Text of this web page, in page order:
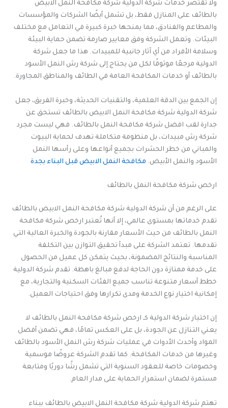
ولا تقتصر خدمات شركة الدولية شركة مكافحة النمل الابيض
بالطائف على المنازل فقط، بل تشمل أيضًا الشركات والمؤسسات
والمطاعم والفنادق، مما يمنحها خبرة كبيرة في التعامل مع مختلف
البيئات. وتعمل الشركة وفق معايير صارمة تضمن حماية البيئة
وسلامة الأفراد من أي آثار جانبية للمبيدات. هذا ما جعل شركة
الدولية مرجعًا موثوقًا لكل من يحتاج إلى شركة رش النمل الأسود
بالطائف أو خدمات المكافحة العامة في الطائف والمناطق المجاورة.
إن الجمع بين الدقة العلمية، والتقنيات الحديثة، وخبرة الفريق، جعل
شركة الدولية شركة مكافحة النمل الابيض بالطائف تستحق عن
جدارة لقب افضل شركة مكافحة النمل بالطائف. فهي ليست مجرد
شركة رش مبيدات، بل منظومة متكاملة تهدف لحماية البيوت
والمباني من خطر الحشرات بجميع أنواعها وعلى رأسها النمل
الأسود والنمل الأبيض. مكافحة النمل الابيض قبل البناء بجدة
ارخص شركة مكافحة النمل بالطائف
على الرغم من أن شركة الدولية شركة مكافحة النمل الابيض بالطائف
تقدم خدماتها بمستوى عالمي، إلا أنها تُعتبر ارخص شركة مكافحة
النمل بالطائف من حيث الأسعار مقارنة بالجودة والخبرة العالية التي
تقدمها. تعتمد الشركة على مبدأ تحقيق التوازن بين التكلفة
المناسبة والنتائج المضمونة، بحيث يتمكن كل عميل من الحصول
على خدمة ممتازة دون الحاجة لدفع مبالغ باهظة. تقدم شركة الدولية
خطط أسعار متنوعة تناسب جميع الفئات السكنية والتجارية، مع
إمكانية اختيار نوع الخدمة ومدى تكرارها وفق احتياجات العميل.
إن اختيار شركة الدولية كـ ارخص شركة مكافحة النمل بالطائف لا
يعني التنازل عن الجودة، بل على العكس تمامًا، فهي تضمن أفضل
المواد وأحدث الأدوات في عمليات شركة رش النمل الأسود بالطائف
وغيرها من خدمات المكافحة. كما تقدم الشركة عروضًا موسمية
وخصومات خاصة للعقود السنوية التي تشمل رشًا دوريًا ومتابعة
مستمرة لضمان استمرار الحماية على مدار العام.
تهتم شركة الدولية شركة مكافحة النمل الابيض بالطائف ببناء